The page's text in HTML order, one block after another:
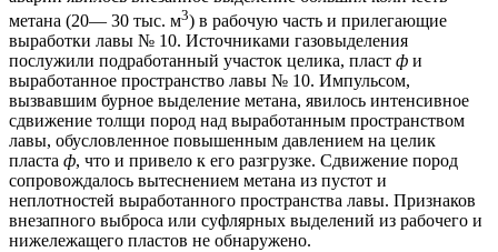
метана (20— 30 тыс. м3) в рабочую часть и прилегающие
выработки лавы № 10. Источниками газовыделения
послужили подработанный участок целика, пласт ф и
выработанное пространство лавы № 10. Импульсом,
вызвавшим бурное выделение метана, явилось интенсивное
сдвижение толщи пород над выработанным пространством
лавы, обусловленное повышенным давлением на целик
пласта ф, что и привело к его разгрузке. Сдвижение пород
сопровождалось вытеснением метана из пустот и
неплотностей выработанного пространства лавы. Признаков
внезапного выброса или суфлярных выделений из рабочего и
нижележащего пластов не обнаружено.